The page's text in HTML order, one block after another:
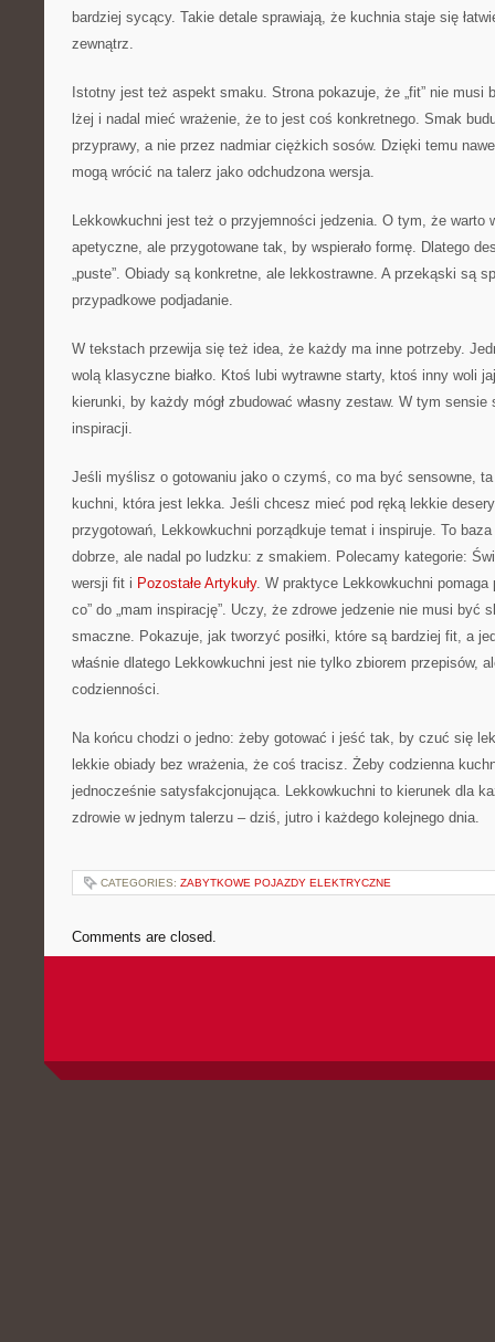
bardziej sycący. Takie detale sprawiają, że kuchnia staje się
zewnątrz.
Istotny jest też aspekt smaku. Strona pokazuje, że „fit” nie musi
lżej i nadal mieć wrażenie, że to jest coś konkretnego. Smak
przyprawy, a nie przez nadmiar ciężkich sosów. Dzięki temu
mogą wrócić na talerz jako odchudzona wersja.
Lekkowkuchni jest też o przyjemności jedzenia. O tym, że warto
apetyczne, ale przygotowane tak, by wspierało formę. Dlatego
„puste”. Obiady są konkretne, ale lekkostrawne. A przekąski są
przypadkowe podjadanie.
W tekstach przewija się też idea, że każdy ma inne potrzeby.
wolą klasyczne białko. Ktoś lubi wytrawne starty, ktoś inny woli
kierunki, by każdy mógł zbudować własny zestaw. W tym
inspiracji.
Jeśli myślisz o gotowaniu jako o czymś, co ma być sensowne,
kuchni, która jest lekka. Jeśli chcesz mieć pod ręką lekkie
przygotowań, Lekkowkuchni porządkuje temat i inspiruje. To
dobrze, ale nadal po ludzku: z smakiem. Polecamy kategorie:
wersji fit i Pozostałe Artykuły. W praktyce Lekkowkuchni pomaga
co” do „mam inspirację”. Uczy, że zdrowe jedzenie nie musi być
smaczne. Pokazuje, jak tworzyć posiłki, które są bardziej fit, a
właśnie dlatego Lekkowkuchni jest nie tylko zbiorem przepisów,
codzienności.
Na końcu chodzi o jedno: żeby gotować i jeść tak, by czuć się
lekkie obiady bez wrażenia, że coś tracisz. Żeby codzienna
jednocześnie satysfakcjonująca. Lekkowkuchni to kierunek dla
zdrowie w jednym talerzu – dziś, jutro i każdego kolejnego dnia.
CATEGORIES: ZABYTKOWE POJAZDY ELEKTRYCZNE
Comments are closed.